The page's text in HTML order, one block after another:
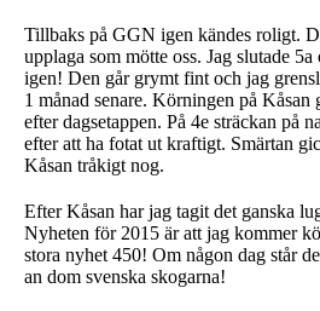
Tillbaks på GGN igen kändes roligt.
upplaga som mötte oss. Jag slutade
igen! Den går grymt fint och jag
1 månad senare. Körningen på
efter dagsetappen. På 4e sträckan på
efter att ha fotat ut kraftigt. Smärtan
Kåsan tråkigt nog.
Efter Kåsan har jag tagit det ganska
Nyheten för 2015 är att jag kommer
stora nyhet 450! Om någon dag står
an dom svenska skogarna!